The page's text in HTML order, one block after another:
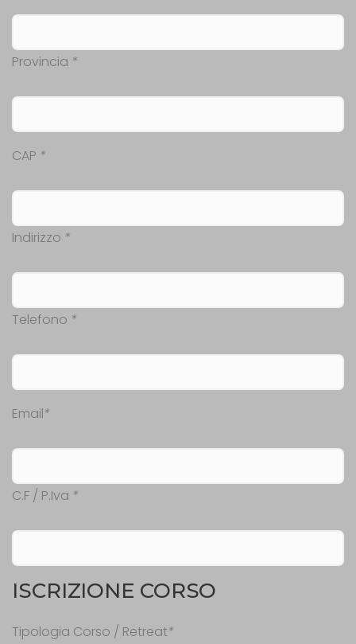
Provincia *
CAP *
Indirizzo *
Telefono *
Email*
C.F / P.Iva *
ISCRIZIONE CORSO
Tipologia Corso / Retreat*